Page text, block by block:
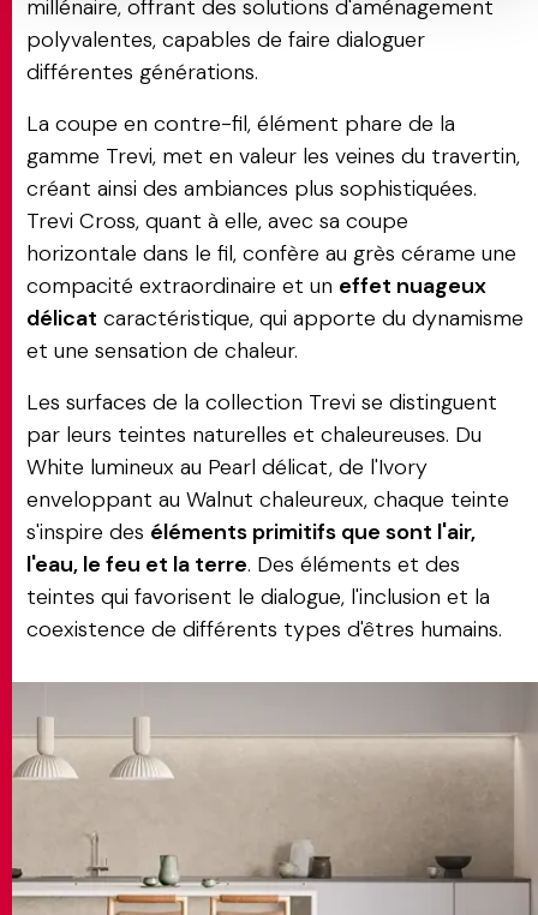
millénaire, offrant des solutions d'aménagement
polyvalentes, capables de faire dialoguer
différentes générations.
La coupe en contre-fil, élément phare de la
gamme Trevi, met en valeur les veines du travertin,
créant ainsi des ambiances plus sophistiquées.
Trevi Cross, quant à elle, avec sa coupe
horizontale dans le fil, confère au grès cérame une
compacité extraordinaire et un effet nuageux
délicat caractéristique, qui apporte du dynamisme
et une sensation de chaleur.
Les surfaces de la collection Trevi se distinguent
par leurs teintes naturelles et chaleureuses. Du
White lumineux au Pearl délicat, de l'Ivory
enveloppant au Walnut chaleureux, chaque teinte
s'inspire des éléments primitifs que sont l'air,
l'eau, le feu et la terre. Des éléments et des
teintes qui favorisent le dialogue, l'inclusion et la
coexistence de différents types d'êtres humains.